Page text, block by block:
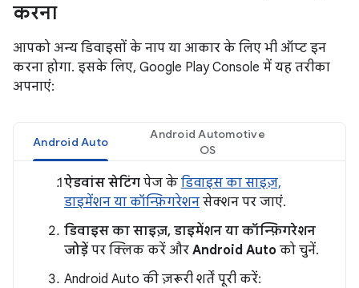
करना
आपको अन्य डिवाइसों के नाप या आकार के लिए भी ऑप्ट इन
करना होगा. इसके लिए, Google Play Console में यह तरीका
अपनाएं:
Android Auto
Android Automotive
OS
ऐडवांस सेटिंग पेज के डिवाइस का साइज़,
डाइमेंशन या कॉन्फ़िगरेशन सेक्शन पर जाएं.
डिवाइस का साइज़, डाइमेंशन या कॉन्फ़िगरेशन
जोड़ें पर क्लिक करें और Android Auto को चुनें.
Android Auto की ज़रूरी शर्तें पूरी करें: